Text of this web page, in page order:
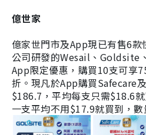
億世家
億家世門市及App現已有售6
公司研發的Wesail、Goldsite
App限定優惠，購買10支可享
折。現凡於App購買Safecare
$186.7，平均每支只需$18.6
一支平均不用$17.9就買到，